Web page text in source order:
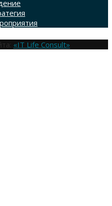
«IT Life Consult»